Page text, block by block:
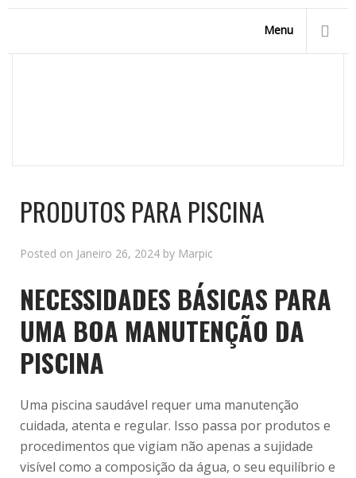
Menu
PRODUTOS PARA PISCINA
Posted on Janeiro 26, 2024 by Marpic
NECESSIDADES BÁSICAS PARA
UMA BOA MANUTENÇÃO DA
PISCINA
Uma piscina saudável requer uma manutenção
cuidada, atenta e regular. Isso passa por produtos e
procedimentos que vigiam não apenas a sujidade
visível como a composição da água, o seu equilíbrio e